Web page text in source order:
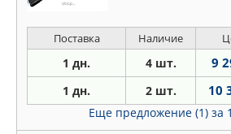
Поставка Наличие
1 дн. 4 шт. 9
1 дн. 2 шт. 10
Еще предложение (1) за